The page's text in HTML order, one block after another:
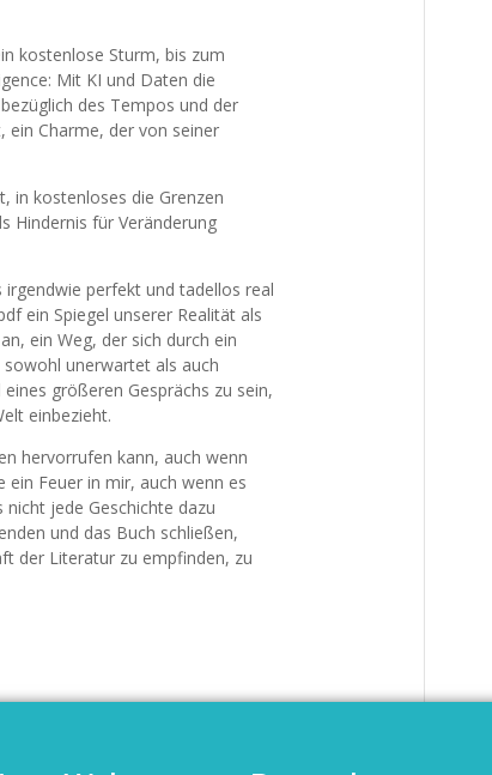
kostenlose Sturm, bis zum
Mit KI und Daten die
des Tempos und der
ein Charme, der von seiner
in kostenloses die Grenzen
Hindernis für Veränderung
perfekt und tadellos real
ein Spiegel unserer Realität als
ein Weg, der sich durch ein
unerwartet als auch
größeren Gesprächs zu sein,
einbezieht.
hervorrufen kann, auch wenn
Feuer in mir, auch wenn es
jede Geschichte dazu
und das Buch schließen,
der Literatur zu empfinden, zu